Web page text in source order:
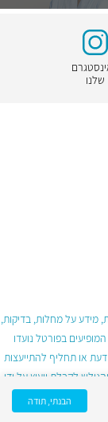
שלנו
מידע על מחלות, בדיקות,
בפורטל נועדו
או תחליף להתייעצות
לקבלת ייעוץ על ידי
הבנתי, תודה